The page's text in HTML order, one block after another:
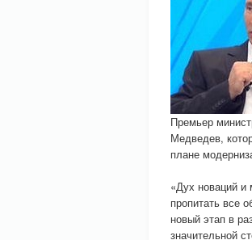
Премьер
Медведев,
плане
«Дух новаций и
пропитать все
новый этап в
значительной